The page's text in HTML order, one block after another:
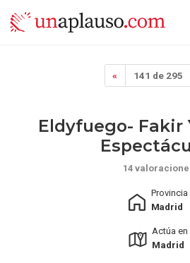
« 141 de 295
Eldyfuego- Fakir
14
Provincia
Madrid
Actúa en
Madrid